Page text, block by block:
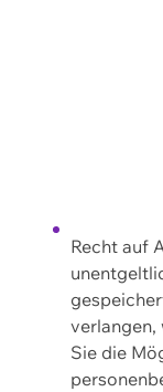
Recht auf
verlangen,
Sie die